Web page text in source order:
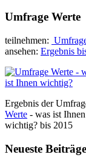
Umfrage Werte
teilnehmen:
ansehen: Ergebnis
Ergebnis der
Werte - was ist Ihnen
wichtig? bis 2015
Neueste Beiträge